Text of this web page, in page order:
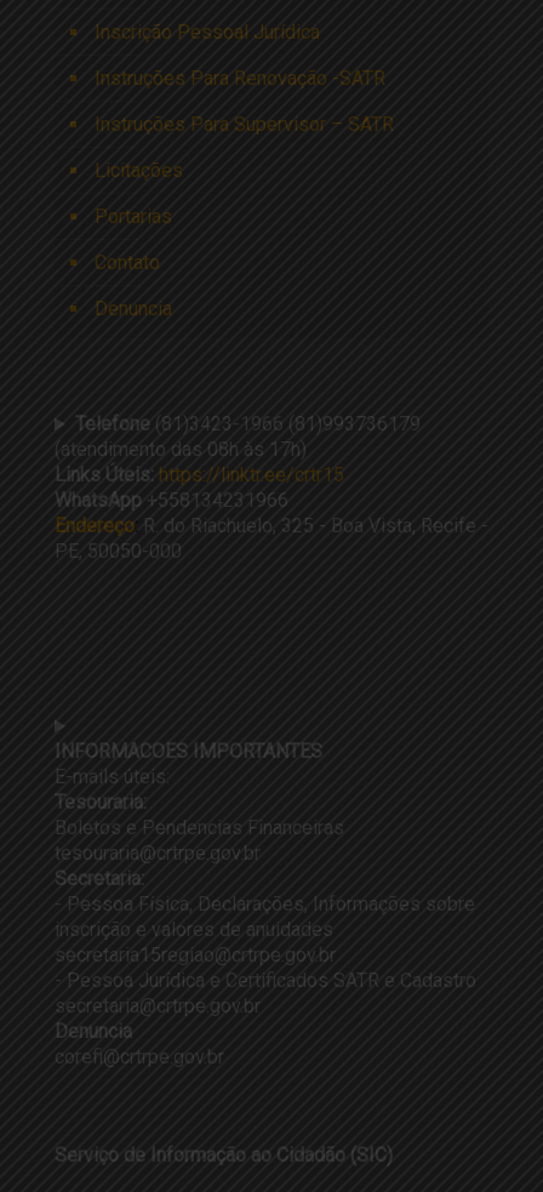
Inscrição Pessoal Jurídica
Instruções Para Renovação -SATR
Instruções Para Supervisor – SATR
Licitações
Portarias
Contato
Denuncia
Telefone(81)3423-1966 (81)993736179
(atendimento das 08h às 17h)
Links Úteis: https://linktr.ee/crtr15
WhatsApp +558134231966
Endereço: R. do Riachuelo, 325 - Boa Vista, Recife -
PE, 50050-000
INFORMACOES IMPORTANTES
E-mails úteis:
Tesouraria:
Boletos e Pendencias Financeiras
tesouraria@crtrpe.gov.br
Secretaria:
- Pessoa Física, Declarações, Informações sobre
inscrição e valores de anuidades
secretaria15regiao@crtrpe.gov.br
- Pessoa Jurídica e Certificados SATR e Cadastro
secretaria@crtrpe.gov.br
Denuncia
corefi@crtrpe.gov.br
Serviço de Informação ao Cidadão (SIC)